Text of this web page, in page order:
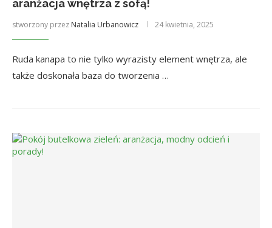
aranżacja wnętrza z sofą!
stworzony przez Natalia Urbanowicz 24 kwietnia, 2025
Ruda kanapa to nie tylko wyrazisty element wnętrza, ale
także doskonała baza do tworzenia …